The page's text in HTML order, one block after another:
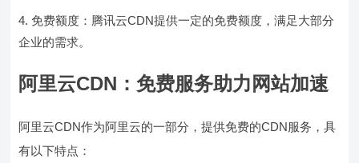
免费额度：腾讯云CDN提供一定的免费额度，满足大部分
企业的需求。
阿里云CDN：免费服务助力网站加速
阿里云CDN作为阿里云的一部分，提供免费的CDN服务，具
有以下特点：